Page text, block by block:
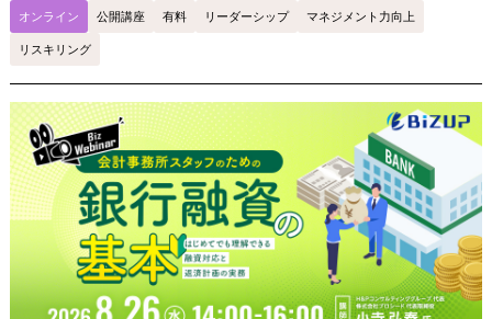
オンライン 公開講座 有料 リーダーシップ マネジメント力向上
リスキリング